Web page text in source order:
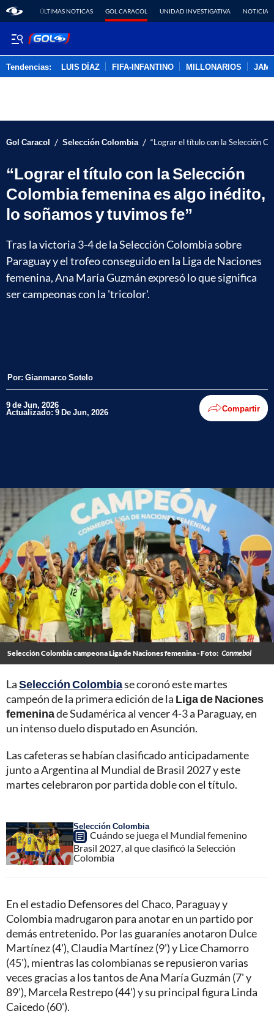
ÚLTIMAS NOTICAS GOL CARACOL UNIDAD INVESTIGATIVA NOTICIAS
Tendencias: LUIS DÍAZ FIFA-INFANTINO MILLONARIOS
Gol Caracol / Selección Colombia / “Lograr el título con la Selección
“Lograr el título con la Selección
Colombia femenina es algo inédito,
lo soñamos y tuvimos fe”
Tras la victoria 3-4 de la Selección Colombia sobre
Paraguay y el trofeo conseguido en la Liga de Naciones
femenina, Ana María Guzmán expresó lo que significa
ser campeonas con la 'tricolor'.
Por: Gianmarco Sotelo
9 de Jun, 2026
Actualizado: 9 De Jun, 2026 Compartir
Selección Colombia campeona Liga de Naciones femenina - Foto: Conmebol
LaSelección Colombiase coronó este martes
campeón de la primera edición de la Liga de Naciones
femeninade Sudamérica al vencer 4-3 a Paraguay, en
un intenso duelo disputado en Asunción.
Las cafeteras se habían clasificado anticipadamente
junto a Argentina al Mundial de Brasil 2027 y este
martes celebraron por partida doble con el título.
Selección Colombia
Cuándo se juega el Mundial femenino
Brasil 2027, al que clasificó la Selección
Colombia
En el estadio Defensores del Chaco, Paraguay y
Colombia madrugaron para anotar en un partido por
demás entretenido. Por las guaraníes anotaron Dulce
Martínez (4'), Claudia Martínez (9') y Lice Chamorro
(45'), mientras las colombianas se repusieron varias
veces gracias a los tantos de Ana María Guzmán (7' y
89'), Marcela Restrepo (44') y su principal figura Linda
Caicedo (60').